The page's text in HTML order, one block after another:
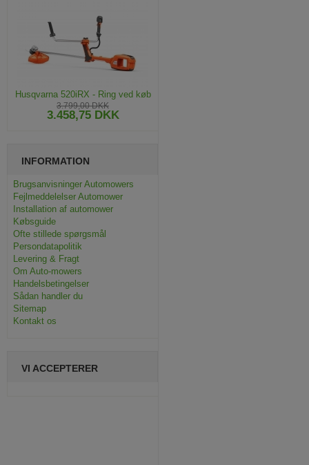
Husqvarna 520iRX - Ring ved køb
3.799,00 DKK
3.458,75 DKK
INFORMATION
Brugsanvisninger Automowers
Fejlmeddelelser Automower
Installation af automower
Købsguide
Ofte stillede spørgsmål
Persondatapolitik
Levering & Fragt
Om Auto-mowers
Handelsbetingelser
Sådan handler du
Sitemap
Kontakt os
VI ACCEPTERER